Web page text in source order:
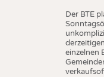
Der BTE
einzelnen